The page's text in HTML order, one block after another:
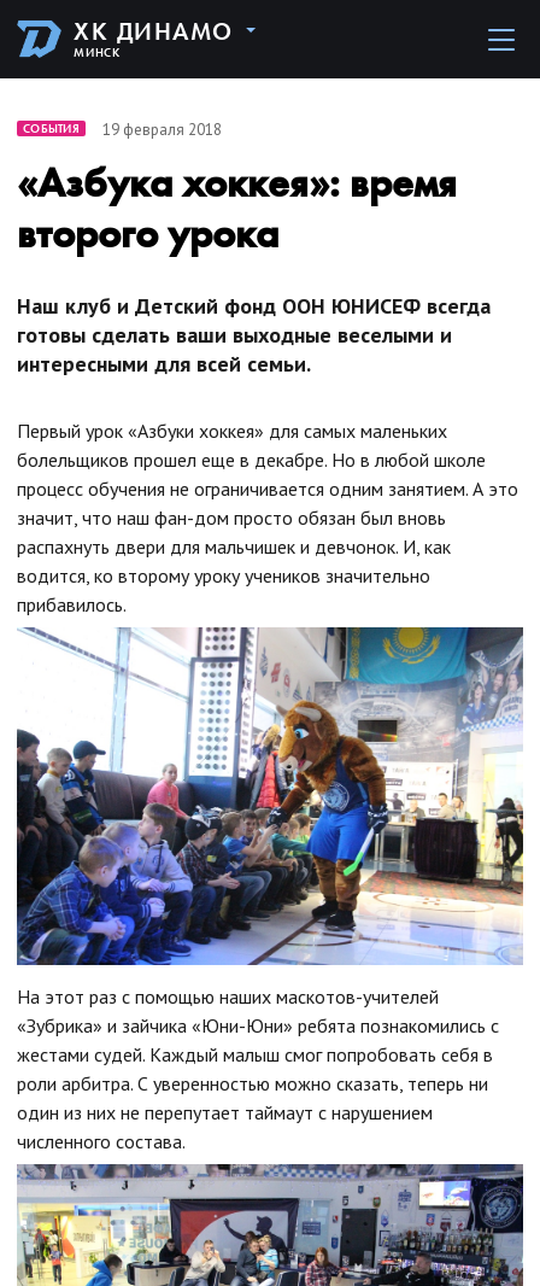
ХК ДИНАМО
МИНСК
СОБЫТИЯ 19 февраля 2018
«Азбука хоккея»: время
второго урока
Наш клуб и Детский фонд ООН ЮНИСЕФ всегда
готовы сделать ваши выходные веселыми и
интересными для всей семьи.
Первый урок «Азбуки хоккея» для самых маленьких
болельщиков прошел еще в декабре. Но в любой школе
процесс обучения не ограничивается одним занятием. А это
значит, что наш фан-дом просто обязан был вновь
распахнуть двери для мальчишек и девчонок. И, как
водится, ко второму уроку учеников значительно
прибавилось.
На этот раз с помощью наших маскотов-учителей
«Зубрика» и зайчика «Юни-Юни» ребята познакомились с
жестами судей. Каждый малыш смог попробовать себя в
роли арбитра. С уверенностью можно сказать, теперь ни
один из них не перепутает таймаут с нарушением
численного состава.